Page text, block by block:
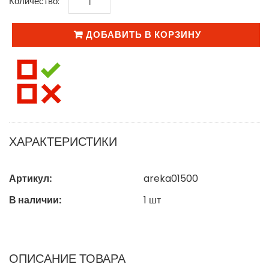
ДОБАВИТЬ В КОРЗИНУ
ХАРАКТЕРИСТИКИ
Артикул:
areka01500
В наличии:
1 шт
ОПИСАНИЕ ТОВАРА